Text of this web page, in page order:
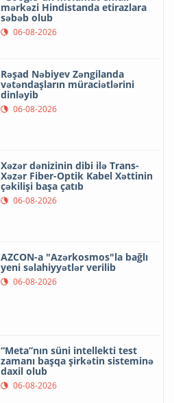
mərkəzi Hindistanda etirazlara
səbəb olub
06-08-2026
Rəşad Nəbiyev Zəngilanda
vətəndaşların müraciətlərini
dinləyib
06-08-2026
Xəzər dənizinin dibi ilə Trans-
Xəzər Fiber-Optik Kabel Xəttinin
çəkilişi başa çatıb
06-08-2026
AZCON-a "Azərkosmos"la bağlı
yeni səlahiyyətlər verilib
06-08-2026
“Meta”nın süni intellekti test
zamanı başqa şirkətin sisteminə
daxil olub
06-08-2026